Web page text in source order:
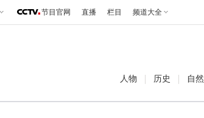
节目官网 直播 栏目 频道大全
人物 历史 自然